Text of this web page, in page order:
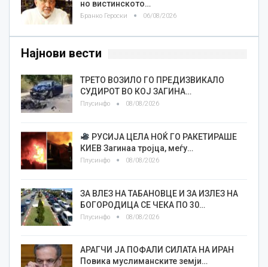
но вистинското…
Бранко Героски 06/08/2026
Најнови вести
ТРЕТО ВОЗИЛО ГО ПРЕДИЗВИКАЛО
СУДИРОТ ВО КОЈ ЗАГИНА…
Плусинфо 08/08/2026
РУСИЈА ЦЕЛА НОЌ ГО РАКЕТИРАШЕ
КИЕВ Загинаа тројца, меѓу…
Плусинфо 08/08/2026
ЗА ВЛЕЗ НА ТАБАНОВЦЕ И ЗА ИЗЛЕЗ НА
БОГОРОДИЦА СЕ ЧЕКА ПО 30…
Плусинфо 08/08/2026
АРАГЧИ ЈА ПОФАЛИ СИЛАТА НА ИРАН
Повика муслиманските земји…